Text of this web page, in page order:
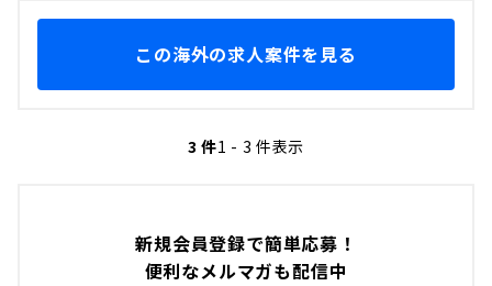
新規会員登録で簡単応募！
便利なメルマガも配信中
この海外の求人案件を見る
3 件1 - 3 件表示